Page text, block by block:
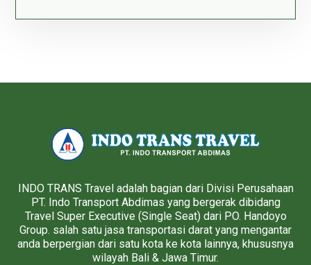
INDO TRANS Travel adalah bagian dari Divisi Perusahaan
PT. Indo Transport Abdimas yang bergerak dibidang
Travel Super Executive (Single Seat) dari PO. Handoyo
Group. salah satu jasa transportasi darat yang mengantar
anda berpergian dari satu kota ke kota lainnya, khususnya
wilayah Bali & Jawa Timur.